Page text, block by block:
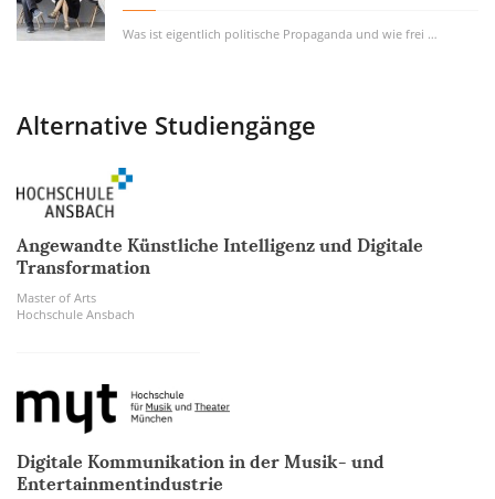
Was ist eigentlich politische Propaganda und wie frei können Journalisten in ihrer...
Alternative Studiengänge
Angewandte Künstliche Intelligenz und Digitale
Transformation
Master of Arts
Hochschule Ansbach
Digitale Kommunikation in der Musik- und
Entertainmentindustrie